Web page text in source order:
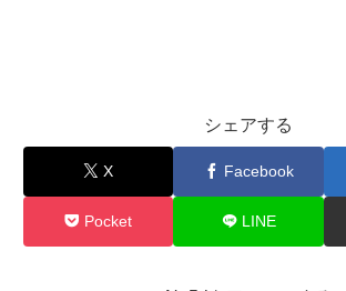
シェアする
X Facebook
Pocket LINE